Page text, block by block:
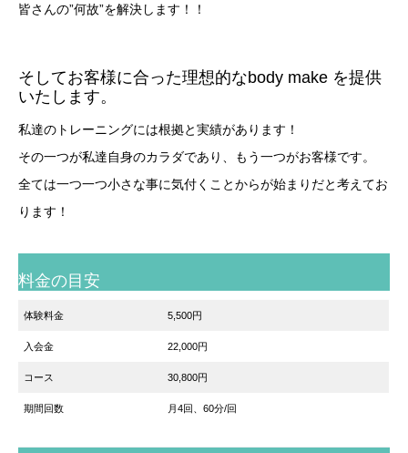
皆さんの”何故”を解決します！！
そしてお客様に合った理想的なbody make を提供
いたします。
私達のトレーニングには根拠と実績があります！
その一つが私達自身のカラダであり、もう一つがお客様です。
全ては一つ一つ小さな事に気付くことからが始まりだと考えてお
ります！
料金の目安
体験料金 5,500円
入会金 22,000円
コース 30,800円
期間回数 月4回、60分/回